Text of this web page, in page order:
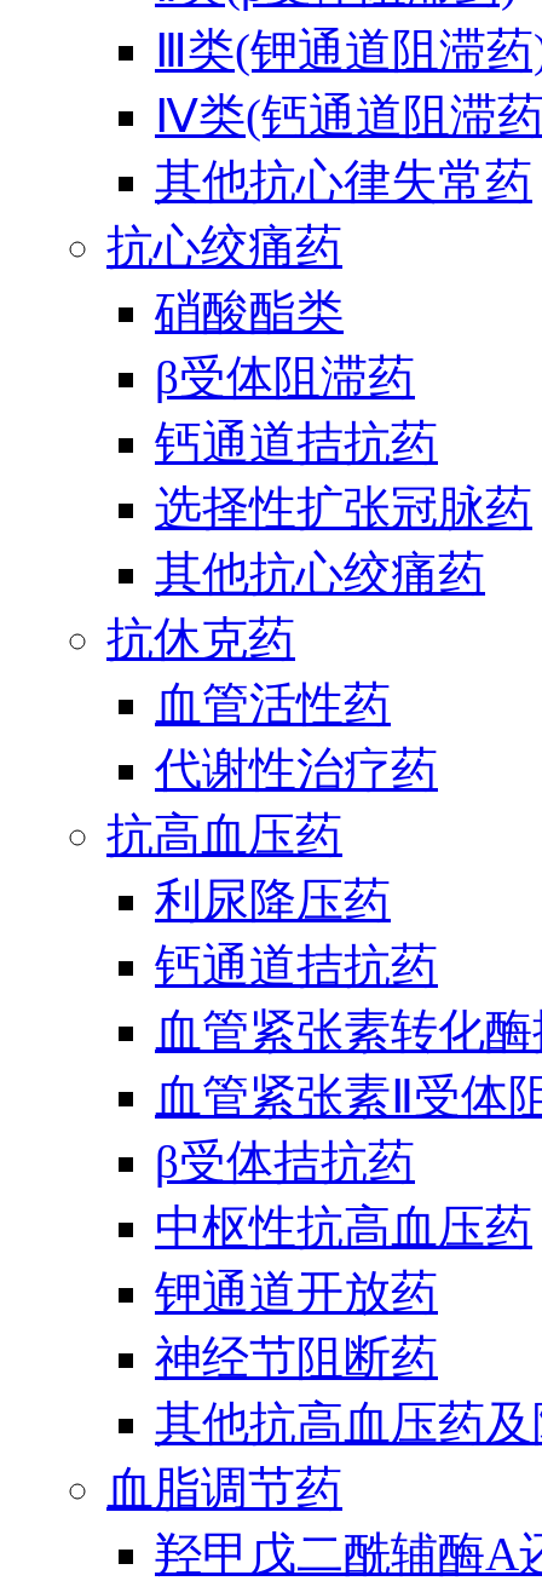
Ⅲ类(钾通道阻滞
Ⅳ类(钙通道阻滞
其他抗心律失常药
抗心绞痛药
硝酸酯类
β受体阻滞药
钙通道拮抗药
选择性扩张冠脉药
其他抗心绞痛药
抗休克药
血管活性药
代谢性治疗药
抗高血压药
利尿降压药
钙通道拮抗药
血管紧张素转化
血管紧张素Ⅱ受体
β受体拮抗药
中枢性抗高血压药
钾通道开放药
神经节阻断药
其他抗高血压药
血脂调节药
羟甲戊二酰辅酶A